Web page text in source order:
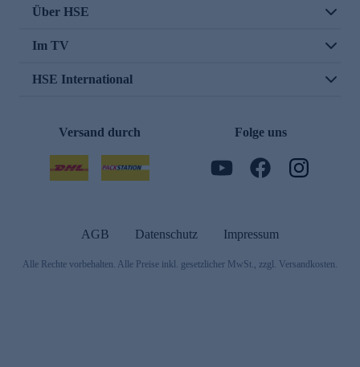
Über HSE
Im TV
HSE International
Versand durch Folge uns
AGB Datenschutz Impressum
Alle Rechte vorbehalten. Alle Preise inkl. gesetzlicher MwSt., zzgl. Versandkosten.